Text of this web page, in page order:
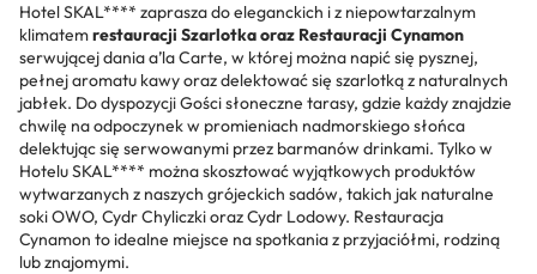
Hotel SKAL**** zaprasza do eleganckich i z niepowtarzalnym
klimatemrestauracji Szarlotka oraz Restauracji Cynamon
serwującej dania a’la Carte, w której można napić się pysznej,
pełnej aromatu kawy oraz delektować się szarlotką z naturalnych
jabłek. Do dyspozycji Gości słoneczne tarasy, gdzie każdy znajdzie
chwilę na odpoczynek w promieniach nadmorskiego słońca
delektując się serwowanymi przez barmanów drinkami. Tylko w
Hotelu SKAL**** można skosztować wyjątkowych produktów
wytwarzanych z naszych grójeckich sadów, takich jak naturalne
soki OWO, Cydr Chyliczki oraz Cydr Lodowy. Restauracja
Cynamon to idealne miejsce na spotkania z przyjaciółmi, rodziną
lub znajomymi.